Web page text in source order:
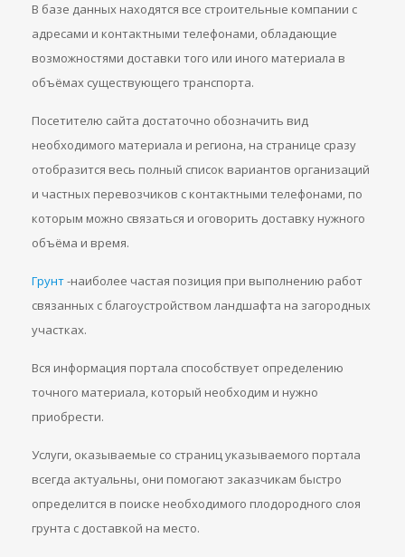
В базе данных находятся все строительные компании с
адресами и контактными телефонами, обладающие
возможностями доставки того или иного материала в
объёмах существующего транспорта.
Посетителю сайта достаточно обозначить вид
необходимого материала и региона, на странице сразу
отобразится весь полный список вариантов организаций
и частных перевозчиков с контактными телефонами, по
которым можно связаться и оговорить доставку нужного
объёма и время.
Грунт-наиболее частая позиция при выполнению работ
связанных с благоустройством ландшафта на загородных
участках.
Вся информация портала способствует определению
точного материала, который необходим и нужно
приобрести.
Услуги, оказываемые со страниц указываемого портала
всегда актуальны, они помогают заказчикам быстро
определится в поиске необходимого плодородного слоя
грунта с доставкой на место.